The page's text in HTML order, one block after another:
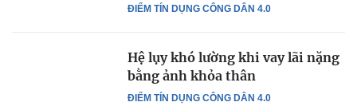
ĐIỂM TÍN DỤNG CÔNG DÂN 4.0
ĐIỂM TÍN DỤNG CÔNG DÂN 4.0
Hệ lụy khó lường khi vay lãi nặng
bằng ảnh khỏa thân